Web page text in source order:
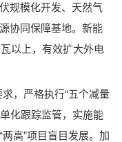
规模化开发、天然气
协同保障基地。新能
以上，有效扩大外电
求，严格执行“五个减量
化跟踪监管，实施能
高”项目盲目发展。加